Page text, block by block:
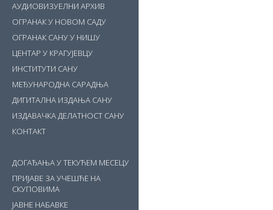
АУДИОВИЗУЕЛНИ АРХИВ
ОГРАНАК У НОВОМ САДУ
ОГРАНАК САНУ У НИШУ
ЦЕНТАР У КРАГУЈЕВЦУ
ИНСТИТУТИ САНУ
МЕЂУНАРОДНА САРАДЊА
ДИГИТАЛНА ИЗДАЊА САНУ
ИЗДАВАЧКА ДЕЛАТНОСТ САНУ
КОНТАКТ
ДОГАЂАЊА У ТЕКУЋЕМ МЕСЕЦУ
ПРИЈАВЕ ЗА УЧЕШЋЕ НА
СКУПОВИМА
ЈАВНЕ НАБАВКЕ